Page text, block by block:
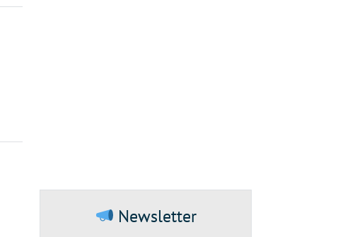
Newsletter